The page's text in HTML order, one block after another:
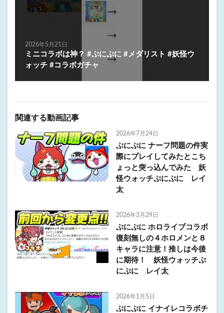
2026年5月21日
ミニコラボは神？ #ぷにぷに #メダリスト #妖怪ウ
ォッチ #コラボガチャ
関連する動画記事
2026年7月24日
ぷにぷに ナーフ問題の件実
際にプレイしてみたとこち
ょっと突っ込んでみた 妖
怪ウォッチぷにぷに レイ
太
2026年3月29日
ぷにぷに ホロライブコラボ
復刻無しの４ホロメンと８
キャラに注意！推しは今後
に期待！ 妖怪ウォッチぷ
にぷに レイ太
2026年1月5日
ぷにぷに イナイレコラボチ